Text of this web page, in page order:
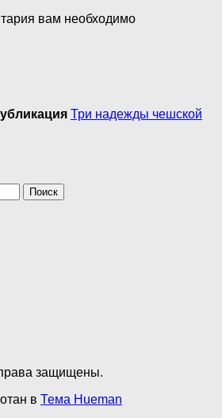
вам необходимо
Три надежды чешской
защищены.
в Тема Hueman